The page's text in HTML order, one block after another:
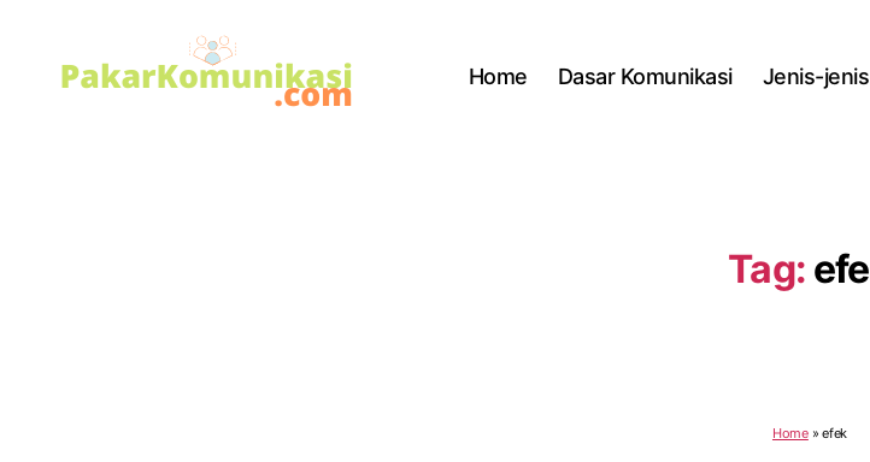
Home Dasar Komunikasi Jenis-
Tag:
Home»efek